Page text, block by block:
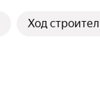
Ход